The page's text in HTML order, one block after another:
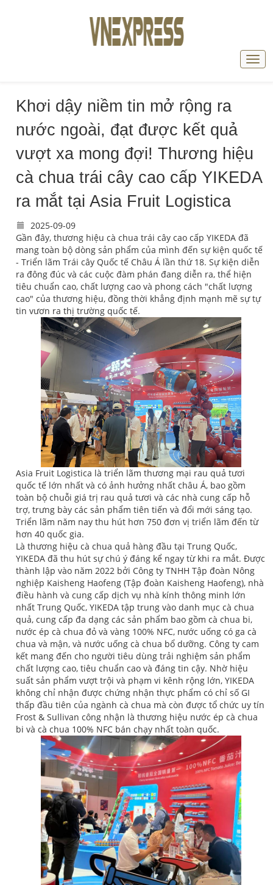
Khơi dậy niềm tin mở rộng ra
nước ngoài, đạt được kết quả
vượt xa mong đợi! Thương hiệu
cà chua trái cây cao cấp YIKEDA
ra mắt tại Asia Fruit Logistica
2025-09-09
Gần đây, thương hiệu cà chua trái cây cao cấp YIKEDA đã
mang toàn bộ dòng sản phẩm của mình đến sự kiện quốc tế
- Triển lãm Trái cây Quốc tế Châu Á lần thứ 18. Sự kiện diễn
ra đông đúc và các cuộc đàm phán đang diễn ra, thể hiện
tiêu chuẩn cao, chất lượng cao và phong cách "chất lượng
cao" của thương hiệu, đồng thời khẳng định mạnh mẽ sự tự
tin vươn ra thị trường quốc tế.
Asia Fruit Logistica là triển lãm thương mại rau quả tươi
quốc tế lớn nhất và có ảnh hưởng nhất châu Á, bao gồm
toàn bộ chuỗi giá trị rau quả tươi và các nhà cung cấp hỗ
trợ, trưng bày các sản phẩm tiên tiến và đổi mới sáng tạo.
Triển lãm năm nay thu hút hơn 750 đơn vị triển lãm đến từ
hơn 40 quốc gia.
Là thương hiệu cà chua quả hàng đầu tại Trung Quốc,
YIKEDA đã thu hút sự chú ý đáng kể ngay từ khi ra mắt. Được
thành lập vào năm 2022 bởi Công ty TNHH Tập đoàn Nông
nghiệp Kaisheng Haofeng (Tập đoàn Kaisheng Haofeng), nhà
điều hành và cung cấp dịch vụ nhà kính thông minh lớn
nhất Trung Quốc, YIKEDA tập trung vào danh mục cà chua
quả, cung cấp đa dạng các sản phẩm bao gồm cà chua bi,
nước ép cà chua đỏ và vàng 100% NFC, nước uống có ga cà
chua và mận, và nước uống cà chua bổ dưỡng. Công ty cam
kết mang đến cho người tiêu dùng trải nghiệm sản phẩm
chất lượng cao, tiêu chuẩn cao và đáng tin cậy. Nhờ hiệu
suất sản phẩm vượt trội và phạm vi kênh rộng lớn, YIKEDA
không chỉ nhận được chứng nhận thực phẩm có chỉ số GI
thấp đầu tiên của ngành cà chua mà còn được tổ chức uy tín
Frost & Sullivan công nhận là thương hiệu nước ép cà chua
bi và cà chua 100% NFC bán chạy nhất toàn quốc.